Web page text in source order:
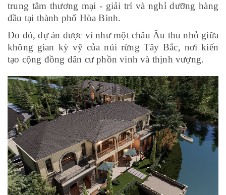
trung tâm thương mại - giải trí và nghỉ dưỡng hàng
đầu tại thành phố Hòa Bình.
Do đó, dự án được ví như một châu Âu thu nhỏ giữa
không gian kỳ vỹ của núi rừng Tây Bắc, nơi kiến
tạo cộng đồng dân cư phồn vinh và thịnh vượng.